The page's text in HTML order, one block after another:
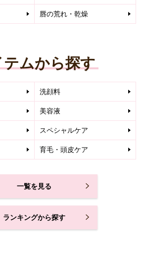
唇の荒れ・乾燥
テムから探す
洗顔料
美容液
スペシャルケア
育毛・頭皮ケア
一覧を見る
ランキングから探す